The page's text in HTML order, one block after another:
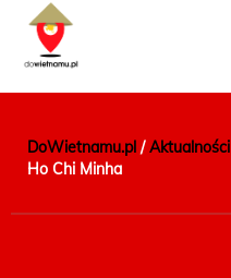
DoWietnamu.pl /Aktualności
Ho Chi Minha